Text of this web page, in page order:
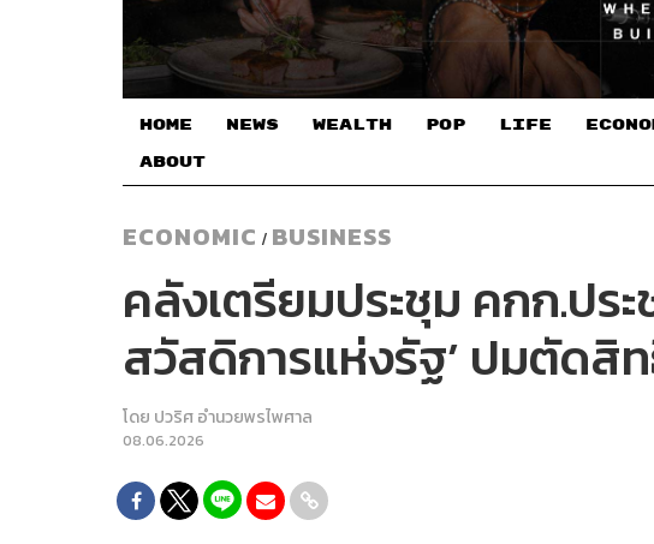
HOME NEWS WEALTH POP LIFE
ABOUT
ECONOMIC / BUSINESS
คลังเตรียมประชุม คกก.ปร
สวัสดิการแห่งรัฐ’ ปมตัดสิ
โดย ปวริศ อำนวยพรไพศาล
08.06.2026